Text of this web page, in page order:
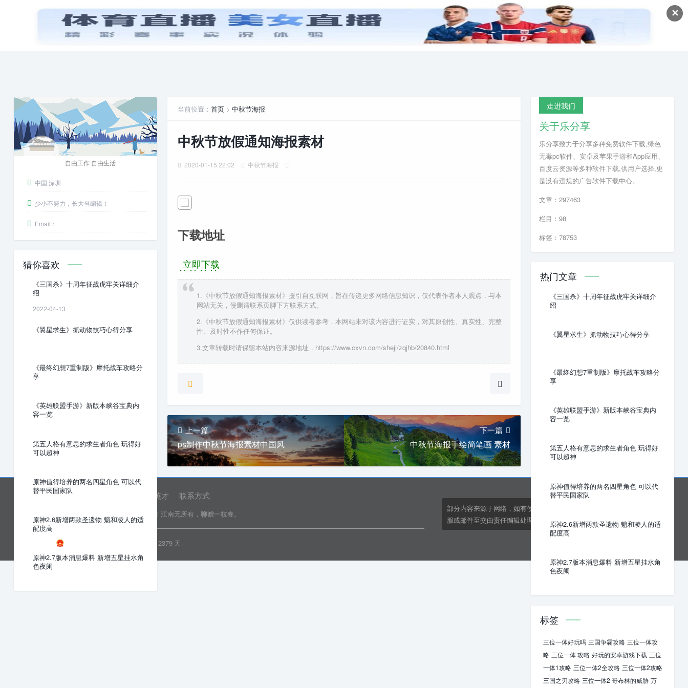
✕
PPT模板 娱乐八卦 安卓游戏 游戏攻略 电脑游戏
当前位置： 首页> 中秋节海报
中秋节放假通知海报素材
2020-01-15 22:02 中秋节海报
下载地址
立即下载
1.《中秋节放假通知海报素材》援引自互联网，旨在传递更多网络信息知识，仅代表作者本人观点，与本
网站无关，侵删请联系页脚下方联系方式。
2.《中秋节放假通知海报素材》仅供读者参考，本网站未对该内容进行证实，对其原创性、真实性、完整
性、及时性不作任何保证。
3.文章转载时请保留本站内容来源地址，https://www.cxvn.com/sheji/zqjhb/20840.html
上一篇
ps制作中秋节海报素材中国风
下一篇
中秋节海报手绘简笔画 素材
自由工作 自由生活
中国·深圳
少小不努力，长大当编辑！
Email：
猜你喜欢
《三国杀》十周年征战虎牢关详细介
绍
2022-04-13
《翼星求生》抓动物技巧心得分享
《最终幻想7重制版》摩托战车攻略分
享
《英雄联盟手游》新版本峡谷宝典内
容一览
第五人格有意思的求生者角色 玩得好
可以超神
原神值得培养的两名四星角色 可以代
替平民国家队
原神2.6新增两款圣遗物 魈和凌人的适
配度高
原神2.7版本消息爆料 新增五星挂水角
色夜阑
走进我们
关于乐分享
乐分享致力于分享多种免费软件下载,绿色
无毒pc软件、安卓及苹果手游和App应用、
百度云资源等多种软件下载,供用户选择,更
是没有违规的广告软件下载中心。
文章：297463
栏目：98
标签：78753
热门文章
《三国杀》十周年征战虎牢关详细介
绍
《翼星求生》抓动物技巧心得分享
《最终幻想7重制版》摩托战车攻略分
享
《英雄联盟手游》新版本峡谷宝典内
容一览
第五人格有意思的求生者角色 玩得好
可以超神
原神值得培养的两名四星角色 可以代
替平民国家队
原神2.6新增两款圣遗物 魈和凌人的适
配度高
原神2.7版本消息爆料 新增五星挂水角
色夜阑
标签
三位一体好玩吗 三国争霸攻略 三位一体攻
略 三位一体 攻略 好玩的安卓游戏下载 三位
一体1攻略 三位一体2全攻略 三位一体2攻略
三国之刃攻略 三位一体2 哥布林的威胁 万
网站首页 诚聘英才 联系方式
Copyright © 2022 乐分享 版权所有 江南无所有，聊赠一枝春。
部分内容来源于网络，如有侵权或内容纠错请联系网站在线客
服或邮件至交由责任编辑处理。kens24dft@hotmail.com
2379 天